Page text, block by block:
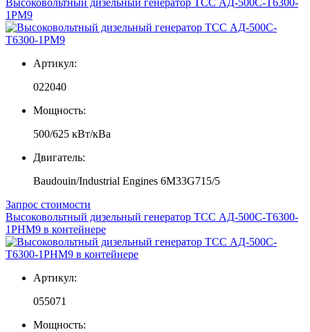
Высоковольтный дизельный генератор ТСС АД-500С-Т6300-
1РМ9
Артикул:
022040
Мощность:
500/625 кВт/кВа
Двигатель:
Baudouin/Industrial Engines 6M33G715/5
Запрос стоимости
Высоковольтный дизельный генератор ТСС АД-500С-Т6300-
1РНМ9 в контейнере
Артикул:
055071
Мощность: